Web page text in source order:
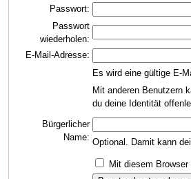
Passwort:
Passwort
wiederholen:
E-Mail-Adresse:
Es wird eine gültige E-
Mit anderen Benutzern
du deine Identität
Bürgerlicher
Name: Optional. Damit kann
Mit diesem